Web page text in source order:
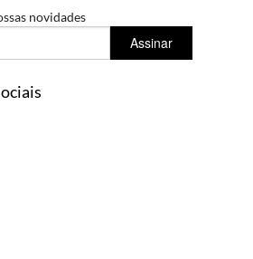
novidades
Assinar